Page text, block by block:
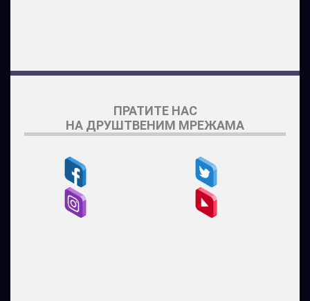
ПРАТИТЕ НАС
НА ДРУШТВЕНИМ МРЕЖАМА